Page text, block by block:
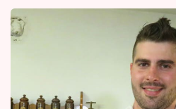
Celebrity